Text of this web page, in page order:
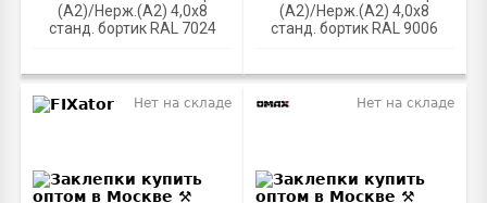
(А2)/Нерж.(А2) 4,0х8
станд. бортик RAL 7024
(А2)/Нерж.(А2) 4,0х8
станд. бортик RAL 9006
Нет на складе Нет на складе